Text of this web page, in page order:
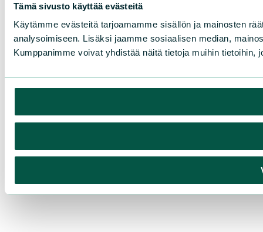
Tämä sivusto käyttää evästeitä
Käytämme evästeitä tarjoamamme sisällön ja mainosten
analysoimiseen. Lisäksi jaamme sosiaalisen median,
Kumppanimme voivat yhdistää näitä tietoja muihin tietoihin,